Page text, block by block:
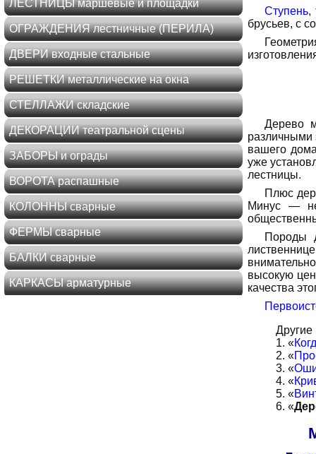
Ступень,
брусьев, с
Дерево
различными
вашего
уже
лестницы.
Плюс
Минус —
Породы
высокую
качества
Другие
«
«
«
«
«
«
ЛЕСТНИЦЫ маршевые и площадки
ОГРАЖДЕНИЯ лестничные (ПЕРИЛА)
ДВЕРИ входные стальные
РЕШЕТКИ металлические на окна
СТЕЛЛАЖИ складские
ДЕКОРАЦИИ театральной сцены
ЗАБОРЫ и ограды
ВОРОТА распашные
КОЛОННЫ сварные
ФЕРМЫ сварные
БАЛКИ сварные
КАРКАСЫ арматурные